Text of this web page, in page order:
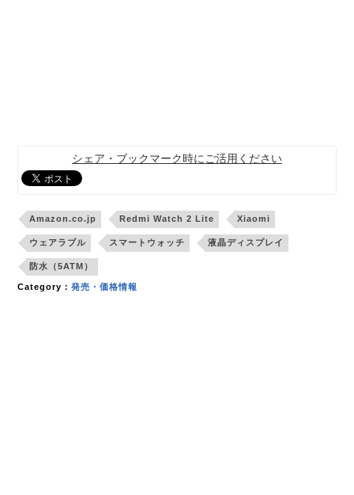
シェア・ブックマーク時にご活用ください
Amazon.co.jp Redmi Watch 2 Lite Xiaomi
ウェアラブル スマートウォッチ 液晶ディスプレイ
防水（5ATM）
Category：発売・価格情報